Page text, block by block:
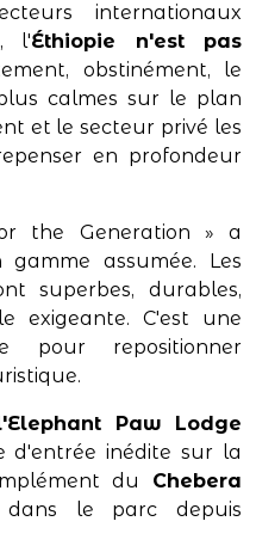
internationaux
l'Éthiopie n'est pas
obstinément, le
calmes sur le plan
et le secteur privé les
en profondeur
the Generation » a
assumée. Les
superbes, durables,
exigeante. C'est une
pour repositionner
Paw Lodge
d'entrée inédite sur la
du Chebera
dans le parc depuis